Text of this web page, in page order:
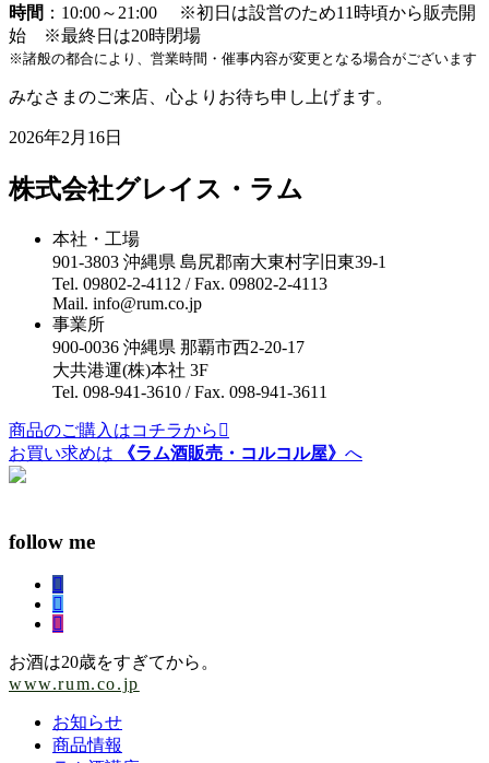
時間 ：10:00～21:00 ※初日は設営のため11時頃から販売開
始 ※最終日は20時閉場
※諸般の都合により、営業時間・催事内容が変更となる場合がございます
みなさまのご来店、心よりお待ち申し上げます。
2026年2月16日
株式会社グレイス・ラム
本社・工場
901-3803 沖縄県 島尻郡南大東村字旧東39-1
Tel. 09802-2-4112 / Fax. 09802-2-4113
Mail. info@rum.co.jp
事業所
900-0036 沖縄県 那覇市西2-20-17
大共港運(株)本社 3F
Tel. 098-941-3610 / Fax. 098-941-3611
商品のご購入はコチラから
お買い求めは
《ラム酒販売・コルコル屋》 へ
follow me
お酒は20歳をすぎてから。
www.rum.co.jp
お知らせ
商品情報